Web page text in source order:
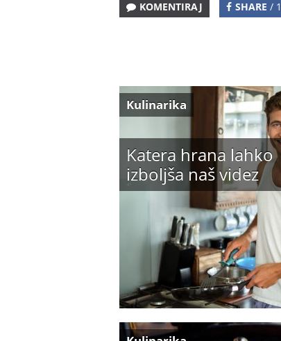
KOMENTIRAJ SHARE /
Katera hrana lahko
izboljša naš videz
Kulinarika